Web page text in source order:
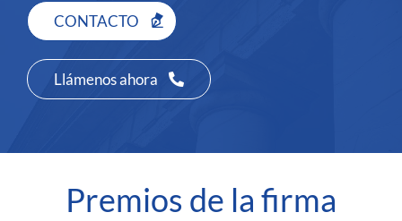
CONTACTO
Llámenos ahora
Premios de la firma